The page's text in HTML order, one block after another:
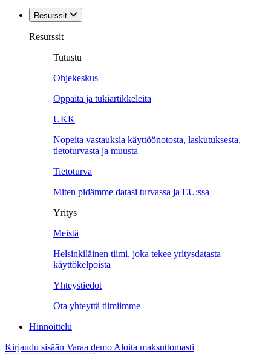
Resurssit
Resurssit
Tutustu
Ohjekeskus
Oppaita ja tukiartikkeleita
UKK
Nopeita vastauksia käyttöönotosta, laskutuksesta,
tietoturvasta ja muusta
Tietoturva
Miten pidämme datasi turvassa ja EU:ssa
Yritys
Meistä
Helsinkiläinen tiimi, joka tekee yritysdatasta
käyttökelpoista
Yhteystiedot
Ota yhteyttä tiimiimme
Hinnoittelu
Kirjaudu sisään Varaa demo Aloita maksuttomasti